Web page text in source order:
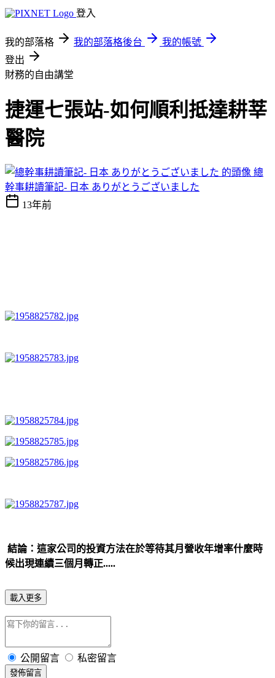
登入
我的部落格 我的部落格後台
我的帳號
登出
財務的自由講堂
捷運七張站-如何順利抵達耕莘
醫院
總
幹事耕讀筆記- 日本 ありがとうございました
13年前
結論：這家公司的投資方法在於等待其月營收年增率什麼時
候出現連續三個月轉正.....
載入更多
公開留言 私密留言
發佈留言